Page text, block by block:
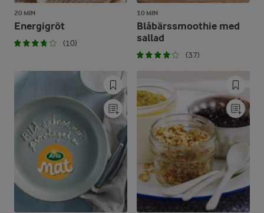
20 MIN
Energigröt
(10)
10 MIN
Blåbärssmoothie med
sallad
(37)